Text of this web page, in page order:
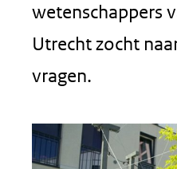
wetenschappers
Utrecht zocht
vragen.